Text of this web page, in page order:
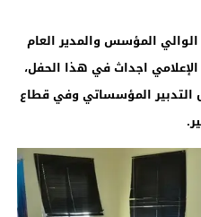
المؤسس والمدير العام
اجداث في هذا الحفل،
التدبير المؤسساتي وفي قطاع
.